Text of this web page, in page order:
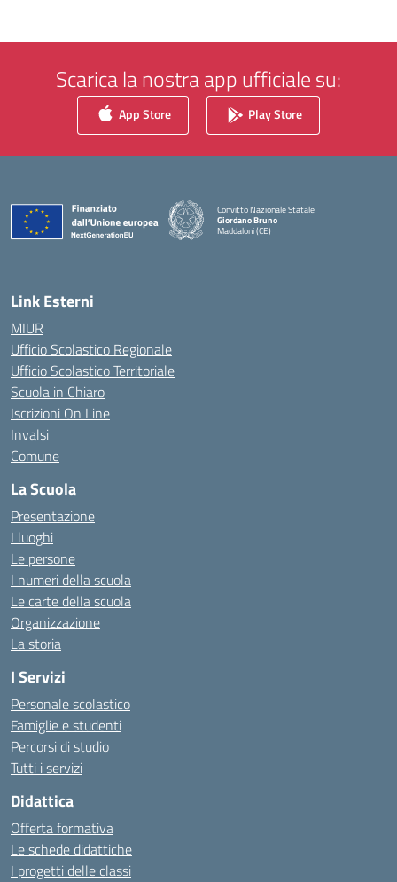
Scarica la nostra app ufficiale su:
App Store Play Store
Convitto Nazionale Statale
Giordano Bruno
Maddaloni (CE)
Link Esterni
MIUR
Ufficio Scolastico Regionale
Ufficio Scolastico Territoriale
Scuola in Chiaro
Iscrizioni On Line
Invalsi
Comune
La Scuola
Presentazione
I luoghi
Le persone
I numeri della scuola
Le carte della scuola
Organizzazione
La storia
I Servizi
Personale scolastico
Famiglie e studenti
Percorsi di studio
Tutti i servizi
Didattica
Offerta formativa
Le schede didattiche
I progetti delle classi